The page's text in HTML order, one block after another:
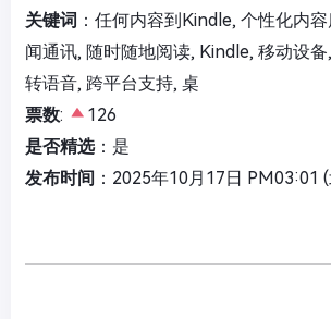
关键词 ：任何内容到Kindle, 个性化内
闻通讯, 随时随地阅读, Kindle, 移动设
转语音, 跨平台支持, 桌
票数:
126
是否精选：是
发布时间 ：2025年10月17日 PM03:01